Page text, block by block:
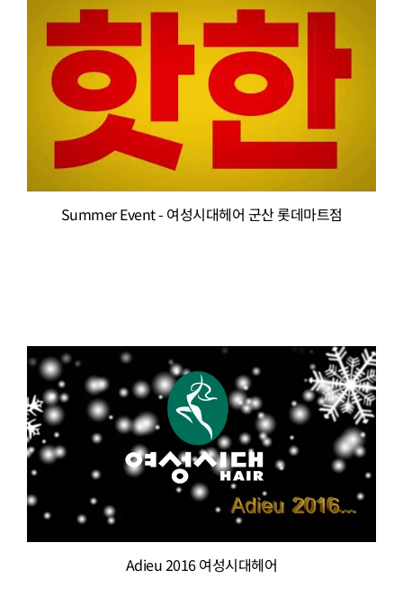
Summer Event - 여성시대헤어 군산 롯데마트점
Adieu 2016 여성시대헤어